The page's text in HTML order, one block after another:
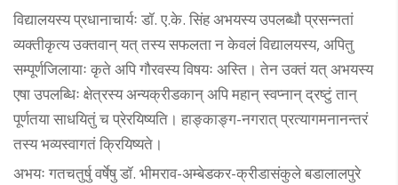
विद्यालयस्य प्रधानाचार्यः डॉ. ए.के. सिंह अभयस्य उपलब्धौ प्रसन्नतां
व्यक्तीकृत्य उक्तवान् यत् तस्य सफलता न केवलं विद्यालयस्य, अपितु
सम्पूर्णजिलायाः कृते अपि गौरवस्य विषयः अस्ति। तेन उक्तं यत् अभयस्य
एषा उपलब्धिः क्षेत्रस्य अन्यक्रीडकान् अपि महान् स्वप्नान् द्रष्टुं तान्
पूर्णतया साधयितुं च प्रेरयिष्यति। हाङ्काङ्ग-नगरात् प्रत्यागमनानन्तरं
तस्य भव्यस्वागतं क्रियिष्यते।
अभयः गतचतुर्षु वर्षेषु डॉ. भीमराव-अम्बेडकर-क्रीडासंकुले बडालालपुरे